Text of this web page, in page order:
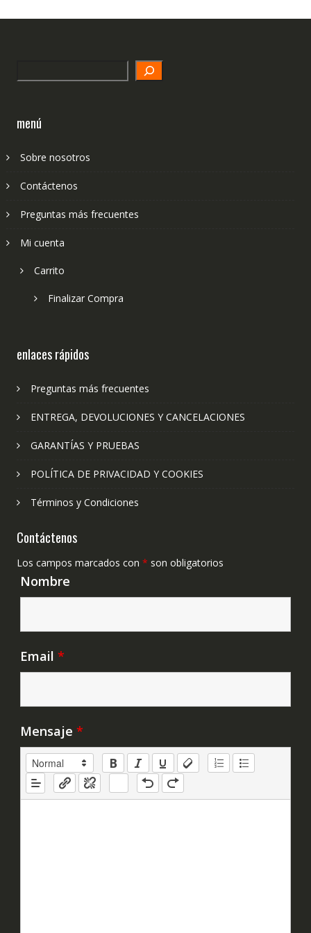
menú
Sobre nosotros
Contáctenos
Preguntas más frecuentes
Mi cuenta
Carrito
Finalizar Compra
enlaces rápidos
Preguntas más frecuentes
ENTREGA, DEVOLUCIONES Y CANCELACIONES
GARANTÍAS Y PRUEBAS
POLÍTICA DE PRIVACIDAD Y COOKIES
Términos y Condiciones
Contáctenos
Los campos marcados con * son obligatorios
Nombre
Email *
Mensaje *